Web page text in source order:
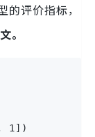
评价指标，
。
1])